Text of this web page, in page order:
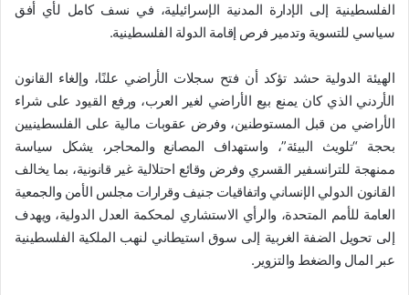
الفلسطينية إلى الإدارة المدنية الإسرائيلية، في نسف كامل لأي أفق
سياسي للتسوية وتدمير فرص إقامة الدولة الفلسطينية.
الهيئة الدولية حشد تؤكد أن فتح سجلات الأراضي علنًا، وإلغاء القانون
الأردني الذي كان يمنع بيع الأراضي لغير العرب، ورفع القيود على شراء
الأراضي من قبل المستوطنين، وفرض عقوبات مالية على الفلسطينيين
بحجة “تلويث البيئة”، واستهداف المصانع والمحاجر، يشكل سياسة
ممنهجة للترانسفير القسري وفرض وقائع احتلالية غير قانونية، بما يخالف
القانون الدولي الإنساني واتفاقيات جنيف وقرارات مجلس الأمن والجمعية
العامة للأمم المتحدة، والرأي الاستشاري لمحكمة العدل الدولية، ويهدف
إلى تحويل الضفة الغربية إلى سوق استيطاني لنهب الملكية الفلسطينية
عبر المال والضغط والتزوير.